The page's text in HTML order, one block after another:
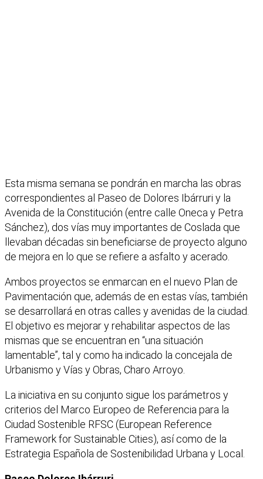
Esta misma semana se pondrán en marcha las obras
correspondientes al Paseo de Dolores Ibárruri y la
Avenida de la Constitución (entre calle Oneca y Petra
Sánchez), dos vías muy importantes de Coslada que
llevaban décadas sin beneficiarse de proyecto alguno
de mejora en lo que se refiere a asfalto y acerado.
Ambos proyectos se enmarcan en el nuevo Plan de
Pavimentación que, además de en estas vías, también
se desarrollará en otras calles y avenidas de la ciudad.
El objetivo es mejorar y rehabilitar aspectos de las
mismas que se encuentran en “una situación
lamentable”, tal y como ha indicado la concejala de
Urbanismo y Vías y Obras, Charo Arroyo.
La iniciativa en su conjunto sigue los parámetros y
criterios del Marco Europeo de Referencia para la
Ciudad Sostenible RFSC (European Reference
Framework for Sustainable Cities), así como de la
Estrategia Española de Sostenibilidad Urbana y Local.